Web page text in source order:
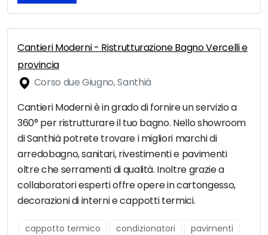
Cantieri Moderni - Ristrutturazione Bagno Vercelli e
provincia
Corso due Giugno, Santhià
Cantieri Moderni è in grado di fornire un servizio a
360° per ristrutturare il tuo bagno. Nello showroom
di Santhià potrete trovare i migliori marchi di
arredobagno, sanitari, rivestimenti e pavimenti
oltre che serramenti di qualità. Inoltre grazie a
collaboratori esperti offre opere in cartongesso,
decorazioni di interni e cappotti termici.
cappotto termico condizionatori pavimenti